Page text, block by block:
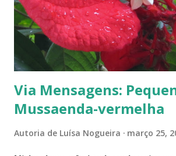
Via Mensagens:
Mussaenda-vermelha
Autoria de Luísa Nogueira março 25,